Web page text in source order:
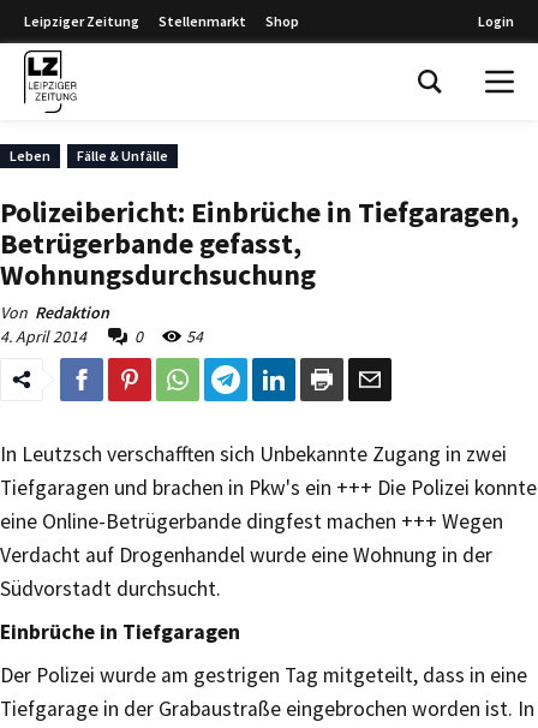
Leipziger Zeitung Stellenmarkt Shop Login
Leben Fälle & Unfälle
Polizeibericht: Einbrüche in Tiefgaragen,
Betrügerbande gefasst,
Wohnungsdurchsuchung
Von Redaktion
4. April 2014
0 54
In Leutzsch verschafften sich Unbekannte Zugang in zwei
Tiefgaragen und brachen in Pkw's ein +++ Die Polizei konnte
eine Online-Betrügerbande dingfest machen +++ Wegen
Verdacht auf Drogenhandel wurde eine Wohnung in der
Südvorstadt durchsucht.
Einbrüche in Tiefgaragen
Der Polizei wurde am gestrigen Tag mitgeteilt, dass in eine
Tiefgarage in der Grabaustraße eingebrochen worden ist. In